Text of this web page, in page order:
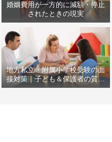
婚姻費用が一方的に減額・停止
されたときの現実
地方私立・附属小学校受験の面
接対策｜子ども＆保護者の質問
例と模範回答【塾なし→2ヶ月